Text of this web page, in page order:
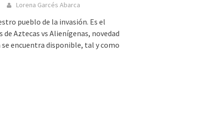
Lorena Garcés Abarca
pueblo de la invasión. Es el
Aztecas vs Alienígenas, novedad
se encuentra disponible, tal y como